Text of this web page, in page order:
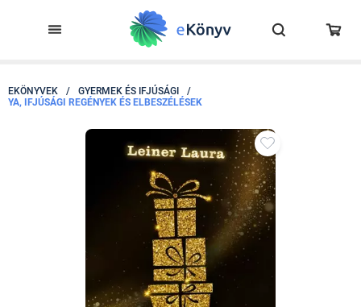
EKÖNYVEK / GYERMEK ÉS IFJÚSÁGI
/
YA, IFJÚSÁGI REGÉNYEK ÉS ELBESZÉLÉSEK